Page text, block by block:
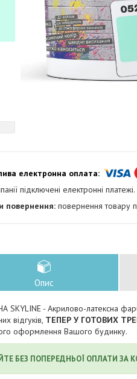
підключені електронні
повернення товару
Опис
- Акрилово-латексна
відгуків, ТЕПЕР У ГОТОВИХ
оформлення Вашого будинку.
БЕЗ ПОПЕРЕДНЬОЇ ОПЛАТИ ЗА